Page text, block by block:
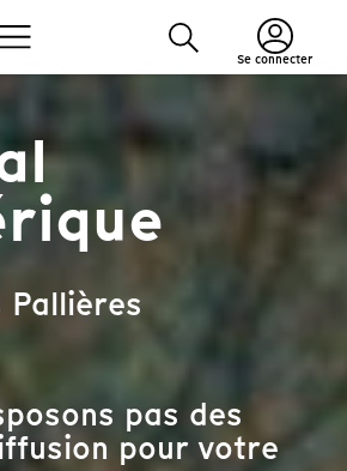
Se connecter
Pallières
pas des
pour votre